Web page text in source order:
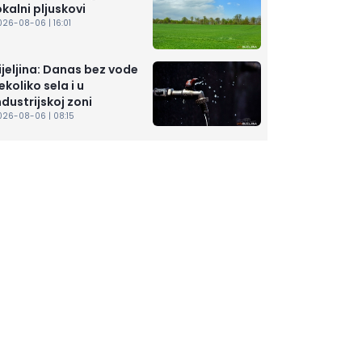
pljuskovi
08-06 | 16:01
Danas bez vode
sela i u
zoni
08-06 | 08:15